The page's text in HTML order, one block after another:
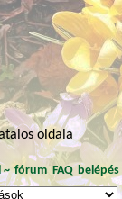
oldala
~ fórum FAQ belépés